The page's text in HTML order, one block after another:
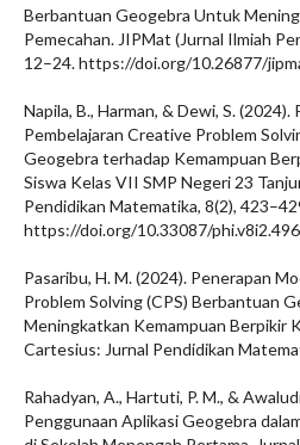
Berbantuan Geogebra Untuk
Pemecahan. JIPMat (Jurnal Ilmiah
12–24. https://doi.org/10.26877/
Napila, B., Harman, & Dewi, S.
Pembelajaran Creative Problem
Geogebra terhadap Kemampuan
Siswa Kelas VII SMP Negeri 23
Pendidikan Matematika, 8(2),
https://doi.org/10.33087/phi.v8i2.496
Pasaribu, H. M. (2024). Penerapan
Problem Solving (CPS) Berbantuan
Meningkatkan Kemampuan Berpikir
Cartesius: Jurnal Pendidikan
Rahadyan, A., Hartuti, P. M., &
Penggunaan Aplikasi Geogebra